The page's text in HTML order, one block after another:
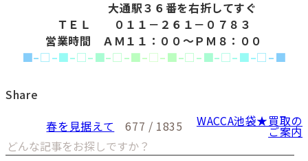
大通駅３６番を右折してすぐ
ＴＥＬ ０１１－２６１－０７８３
営業時間 ＡＭ１１：００～ＰＭ８：００
■–□–■–□–■–□–■–□–■–□–■–□–■–□–■
Share
春を見据えて
677 / 1835 WACCA池袋★買取の
ご案内